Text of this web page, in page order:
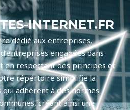
INTERNET.FR
dédié aux entreprises,
engagées dans
en respectant des principes et
répertoire simplifie la
adhèrent à des normes
créant ainsi une